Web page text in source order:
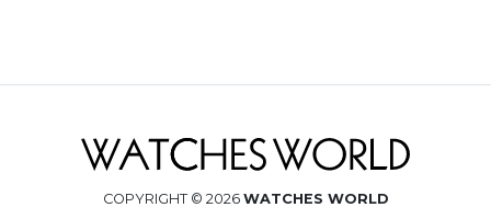
COPYRIGHT © 2026 WATCHES WORLD